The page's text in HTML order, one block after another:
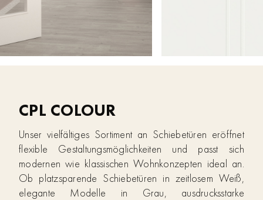
CPL COLOUR
Unser vielfältiges Sortiment an Schiebetüren eröffnet
flexible Gestaltungsmöglichkeiten und passt sich
modernen wie klassischen Wohnkonzepten ideal an.
Ob platzsparende Schiebetüren in zeitlosem Weiß,
elegante Modelle in Grau, ausdrucksstarke